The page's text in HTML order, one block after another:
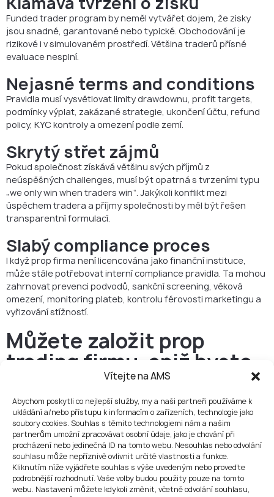
Vítejte na AMS
Abychom poskytli co nejlepší služby, my a naši partneři používáme k
ukládání a/nebo přístupu k informacím o zařízeních, technologie jako
soubory cookies. Souhlas s těmito technologiemi nám a našim
partnerům umožní zpracovávat osobní údaje, jako je chování při
procházení nebo jedinečná ID na tomto webu. Nesouhlas nebo odvolání
souhlasu může nepříznivě ovlivnit určité vlastnosti a funkce.
Kliknutím níže vyjádřete souhlas s výše uvedeným nebo proveďte
podrobnější rozhodnutí. Vaše volby budou použity pouze na tomto
webu. Nastavení můžete kdykoli změnit, včetně odvolání souhlasu,
Funded trader program by neměl vytvářet dojem, že zisky
jsou snadné, garantované nebo typické. Obchodování je
rizikové i v simulovaném prostředí. Většina traderů přísné
evaluace nesplní.
Nejasné terms and conditions
Pravidla musí vysvětlovat limity drawdownu, profit targets,
podmínky výplat, zakázané strategie, ukončení účtu, refund
policy, KYC kontroly a omezení podle zemí.
Skrytý střet zájmů
Pokud společnost získává většinu svých příjmů z
neúspěšných challenges, musí být opatrná s tvrzeními typu
„we only win when traders win“. Jakýkoli konflikt mezi
úspěchem tradera a příjmy společnosti by měl být řešen
transparentní formulací.
Slabý compliance proces
I když prop firma není licencována jako finanční instituce,
může stále potřebovat interní compliance pravidla. Ta mohou
zahrnovat prevenci podvodů, sankční screening, věková
omezení, monitoring plateb, kontrolu férovosti marketingu a
vyřizování stížností.
Můžete založit prop
trading firmu, aniž byste
byli brokerem?
Ano, může být možné založit prop trading firmu bez toho, aby
společnost byla brokerem, pokud neposkytuje brokerské
služby.
Nebrokerská prop firma by neměla:
provádět zákaznické příkazy;
držet vklady traderů pro tržní obchodování;
poskytovat přístup ke skutečným finančním trhům jako
broker;